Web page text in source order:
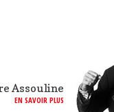
Assouline
EN SAVOIR PLUS